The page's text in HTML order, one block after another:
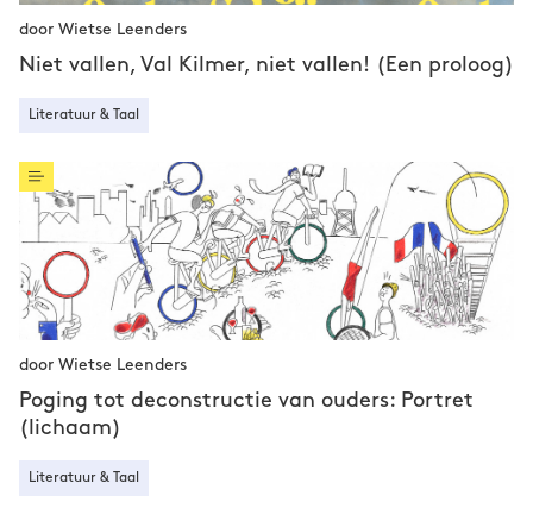
door Wietse Leenders
Niet vallen, Val Kilmer, niet vallen! (Een proloog)
Literatuur & Taal
door Wietse Leenders
Poging tot deconstructie van ouders: Portret
(lichaam)
Literatuur & Taal